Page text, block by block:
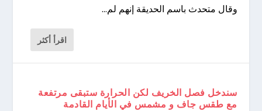
وقال متحدث باسم الحديقة إنهم لم...
اقرأ أكثر
سندخل فصل الخريف لكن الحرارة ستبقى مرتفعة
مع طقس جاف و مشمس في الأيام القادمة